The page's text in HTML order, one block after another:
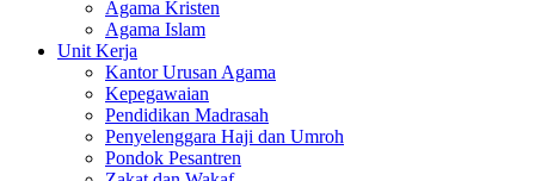
Agama Kristen
Agama Islam
Unit Kerja
Kantor Urusan Agama
Kepegawaian
Pendidikan Madrasah
Penyelenggara Haji dan Umroh
Pondok Pesantren